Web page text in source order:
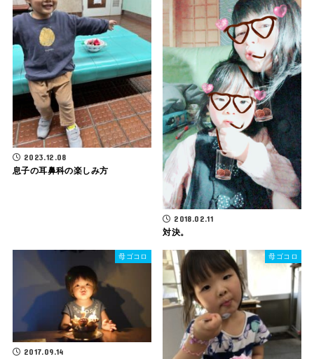
2023.12.08
息子の耳鼻科の楽しみ方
2018.02.11
対決。
母ゴコロ
2017.09.14
母ゴコロ